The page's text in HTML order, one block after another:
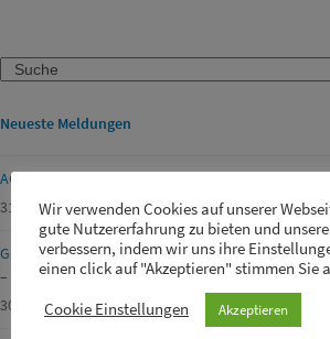
Search
Neueste Meldungen
ACHTUNG FEUERWERK!
31. Juli 2026
Geänderte Öffnungszeiten der
– Kitzingen
30. Juli 2026
Wir verwenden Cookies auf unserer
gute Nutzererfahrung zu bieten und
verbessern, indem wir uns ihre
einen click auf "Akzeptieren" stimmen Sie
Cookie Einstellungen Akzeptieren